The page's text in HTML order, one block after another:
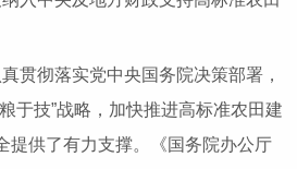
贯彻落实党中央国务院决策部署，
于技”战略，加快推进高标准农田建
提供了有力支撑。《国务院办公厅